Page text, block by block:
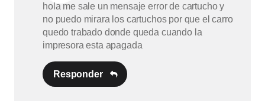
hola me sale un mensaje error de cartucho y
no puedo mirara los cartuchos por que el carro
quedo trabado donde queda cuando la
impresora esta apagada
Responder